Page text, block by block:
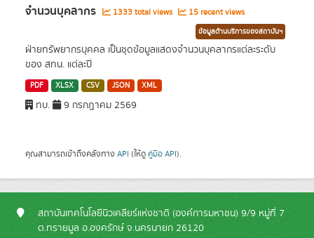
จำนวนบุคลากร 1333 total views 15 recent views
ข้อมูลด้านบริการของสถาบันฯ
ฝ่ายทรัพยากรบุคคล เป็นชุดข้อมูลแสดงจำนวนบุคลากรแต่ละระดับ
ของ สทน. แต่ละปี
PDF XLSX CSV JSON XML
ทบ. 9 กรกฎาคม 2569
คุณสามารถเข้าถึงคลังทาง API (ให้ดู คู่มือ API).
สถาบันเทคโนโลยีนิวเคลียร์แห่งชาติ (องค์การมหาชน) 9/9 หมู่ที่ 7
ต.ทรายมูล อ.องครักษ์ จ.นครนายก 26120